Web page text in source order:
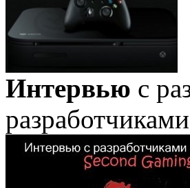
Интервью с